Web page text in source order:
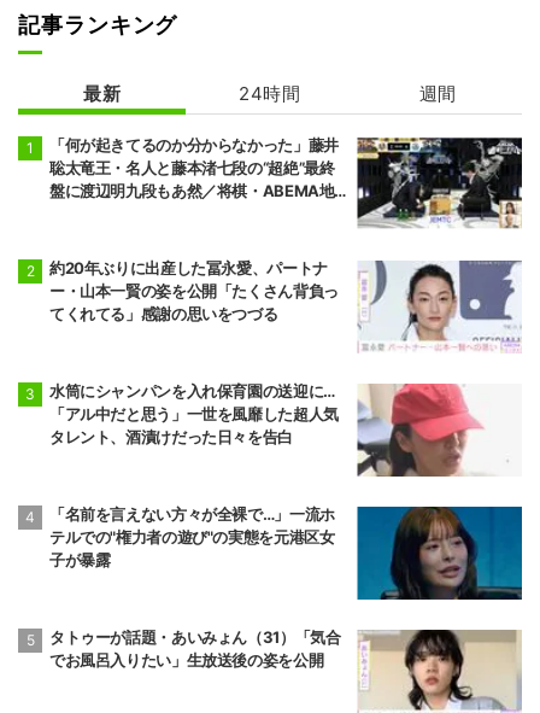
記事ランキング
最新 24時間 週間
「何が起きてるのか分からなかった」藤井
聡太竜王・名人と藤本渚七段の“超絶”最終
盤に渡辺明九段もあ然／将棋・ABEMA地
約20年ぶりに出産した冨永愛、パートナ
ー・山本一賢の姿を公開「たくさん背負っ
てくれてる」感謝の思いをつづる
水筒にシャンパンを入れ保育園の送迎に…
「アル中だと思う」一世を風靡した超人気
タレント、酒漬けだった日々を告白
「名前を言えない方々が全裸で…」一流ホ
テルでの"権力者の遊び"の実態を元港区女
子が暴露
タトゥーが話題・あいみょん（31）「気合
でお風呂入りたい」生放送後の姿を公開